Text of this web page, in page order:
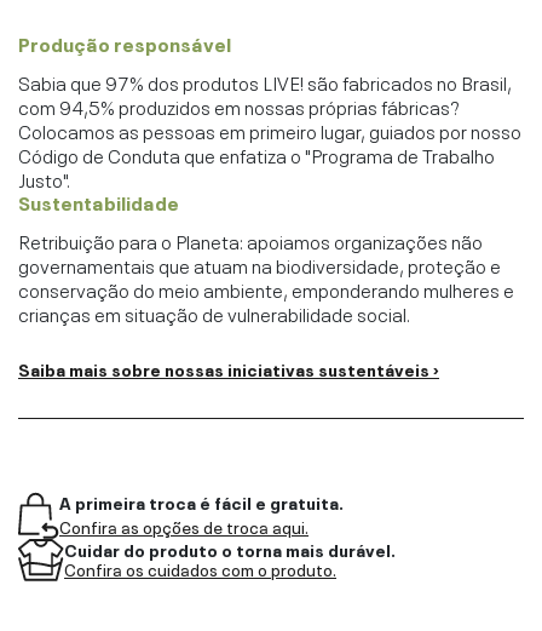
Produção responsável
Sabia que 97% dos produtos LIVE! são fabricados no Brasil,
com 94,5% produzidos em nossas próprias fábricas?
Colocamos as pessoas em primeiro lugar, guiados por nosso
Código de Conduta que enfatiza o "Programa de Trabalho
Justo".
Sustentabilidade
Retribuição para o Planeta: apoiamos organizações não
governamentais que atuam na biodiversidade, proteção e
conservação do meio ambiente, emponderando mulheres e
crianças em situação de vulnerabilidade social.
Saiba mais sobre nossas iniciativas sustentáveis ›
A primeira troca é fácil e gratuita.
Confira as opções de troca aqui.
Cuidar do produto o torna mais durável.
Confira os cuidados com o produto.